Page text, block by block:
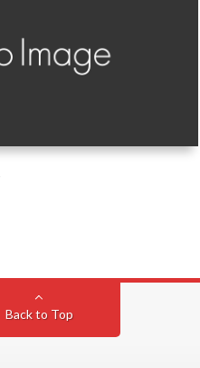
Back to Top